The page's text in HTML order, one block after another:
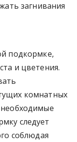
загнивания
подкормке,
и цветения.
комнатных
следует
соблюдая